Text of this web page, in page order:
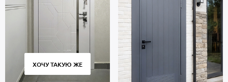
ХОЧУ ТАКУЮ ЖЕ